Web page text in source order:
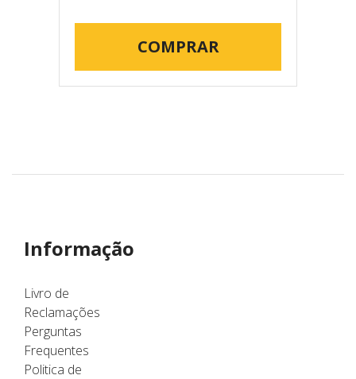
COMPRAR
Informação
Livro de
Reclamações
Perguntas
Frequentes
Politica de